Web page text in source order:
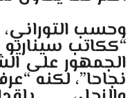
وحسب
“ككاتب
الجمهور على
نجاحا”، لكنه